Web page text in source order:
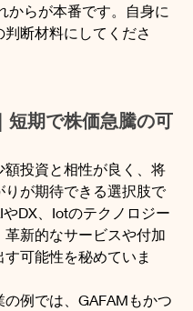
からが本番です。自身に
断材料にしてくださ
短期で株価急騰の可
額投資と相性が良く、将
りが期待できる選択肢で
DX、Iotのテクノロジー
革新的なサービスや付加
可能性を秘めていま
例では、GAFAMもかつ